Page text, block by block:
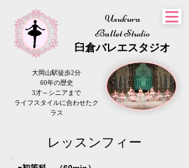
Usukura
Ballet Studio
​臼倉バレエスタジオ
大岡山駅徒歩2分
60年の歴史
3才～シニアまで
​ライフスタイルに合わせたク
ラス
​レッスンフィー